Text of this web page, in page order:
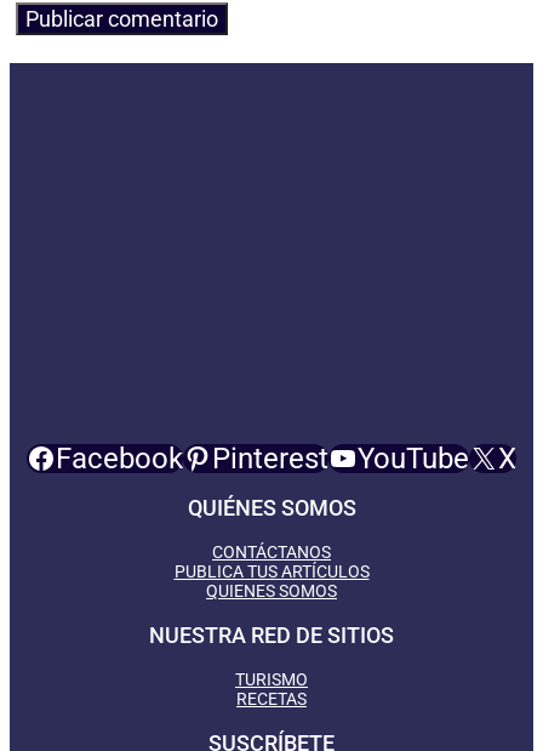
Facebook Pinterest YouTube X
QUIÉNES SOMOS
CONTÁCTANOS
PUBLICA TUS ARTÍCULOS
QUIENES SOMOS
NUESTRA RED DE SITIOS
TURISMO
RECETAS
SUSCRÍBETE